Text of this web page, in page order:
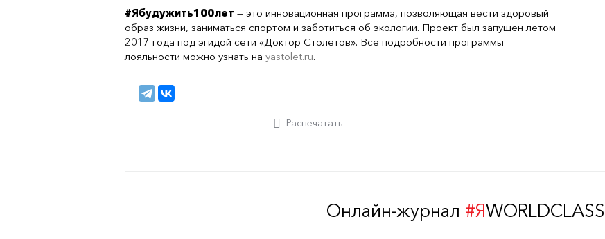
#Ябудужить100лет — это инновационная программа, позволяющая вести здоровый
образ жизни, заниматься спортом и заботиться об экологии. Проект был запущен летом
2017 года под эгидой сети «Доктор Столетов». Все подробности программы
лояльности можно узнать на yastolet.ru.
Распечатать
Онлайн-журнал #ЯWORLDCLASS